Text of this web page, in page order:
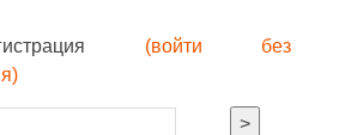
(войти без
>